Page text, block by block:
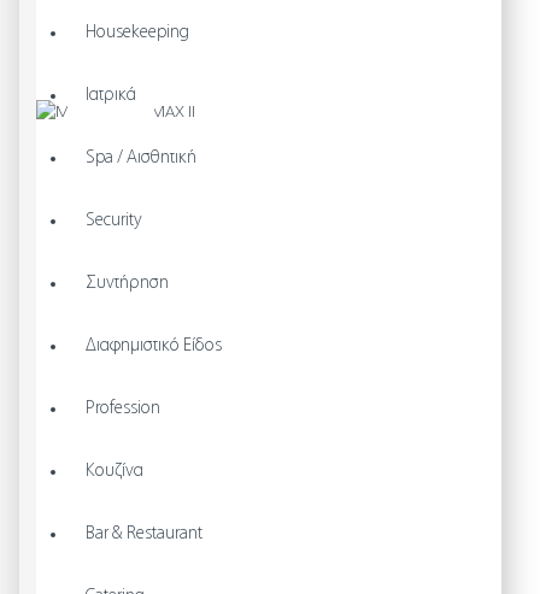
Housekeeping
Ιατρικά
Spa / Αισθητική
Security
Συντήρηση
Διαφημιστικό Είδος
Profession
Κουζίνα
Bar & Restaurant